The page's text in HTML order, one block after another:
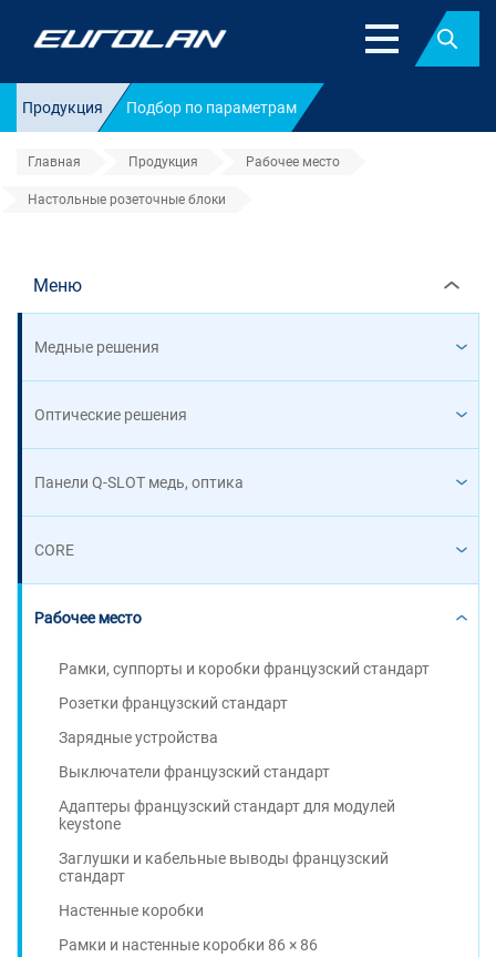
Найти
Продукция Подбор по параметрам
Главная Продукция Рабочее место
Настольные розеточные блоки
Настольные розеточные блоки
Меню
Медные решения
Оптические решения
Панели Q-SLOT медь, оптика
CORE
Рабочее место
Рамки, суппорты и коробки французский стандарт
Розетки французский стандарт
Зарядные устройства
Выключатели французский стандарт
Адаптеры французский стандарт для модулей
keystone
Заглушки и кабельные выводы французский
стандарт
Настенные коробки
Рамки и настенные коробки 86 × 86